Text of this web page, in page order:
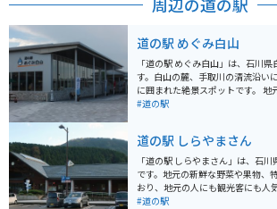
周辺の道の駅
道の駅 めぐみ白山
「道の駅 めぐみ白山」は、石川
す。白山の麓、手取川の清流沿い
に囲まれた絶景スポットです。 地元の新鮮な野菜や果物
をはじめ、白山麓の特産品を販売
め」を使った料理が楽しめます。 バイクで訪れる際は、
道の駅から白山白川郷ホワイト
分とアクセスが良く、ツーリング
めです。白山スーパー林道は、期
る絶景ルートとしても知られています。 周辺には
#道の駅
道の駅 しらやまさん
「道の駅 しらやまさん」は、石
です。地元の新鮮な野菜や果物、
おり、地元の人にも観光客にも人気があ
地元産の米粉を使ったパンやスイ
#道の駅